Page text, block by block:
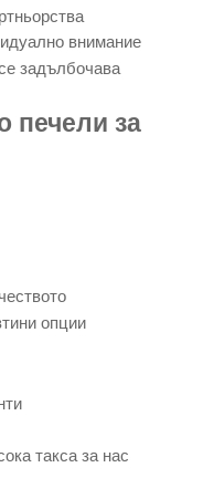
внимание
задълбочава
печели за
опции
такса за нас